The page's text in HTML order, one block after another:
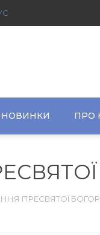
НОВИНКИ ПРО
ПРЕСВЯТОЇ